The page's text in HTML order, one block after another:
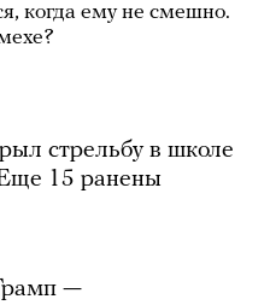
когда ему не смешно.
стрельбу в школе
15 ранены
—